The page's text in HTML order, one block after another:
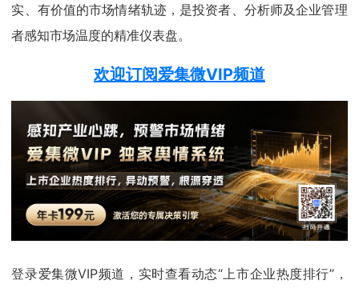
实、有价值的市场情绪轨迹，是投资者、分析师及企业管理
者感知市场温度的精准仪表盘。
欢迎订阅爱集微VIP频道
登录爱集微VIP频道，实时查看动态“上市企业热度排行”，